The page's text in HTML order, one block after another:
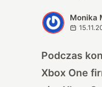
M Monika
Podczas
Xbox One